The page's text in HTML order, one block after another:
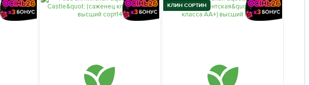
КЛИН СОРТИН